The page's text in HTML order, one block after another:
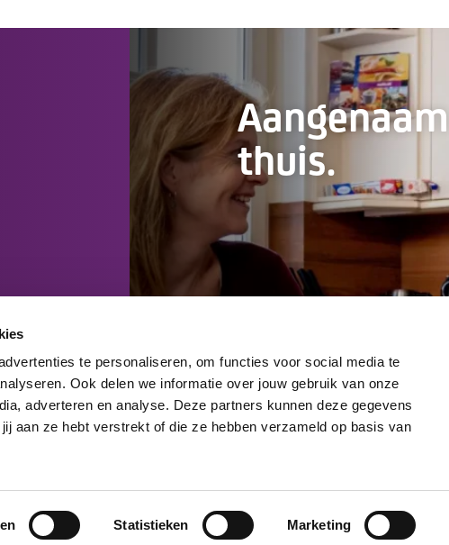
te personaliseren, om functies voor social media te
Ook delen we informatie over jouw gebruik van onze
adverteren en analyse. Deze partners kunnen deze gegevens
aan ze hebt verstrekt of die ze hebben verzameld op basis van
Statistieken Marketing
Aangenaam
thuis.